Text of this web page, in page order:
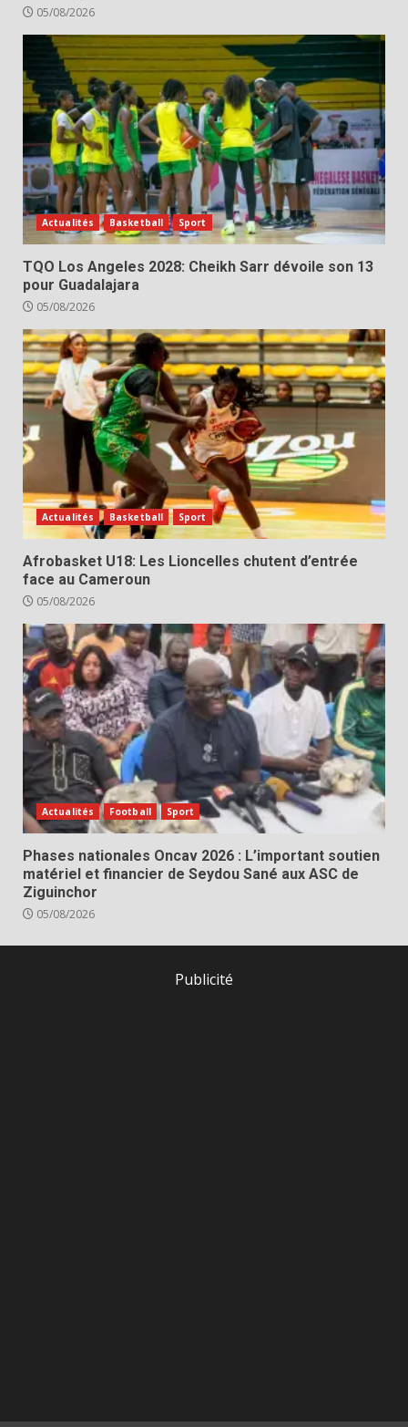
05/08/2026
Actualités Basketball Sport
TQO Los Angeles 2028: Cheikh Sarr dévoile son 13
pour Guadalajara
05/08/2026
Actualités Basketball Sport
Afrobasket U18: Les Lioncelles chutent d’entrée
face au Cameroun
05/08/2026
Actualités Football Sport
Phases nationales Oncav 2026 : L’important soutien
matériel et financier de Seydou Sané aux ASC de
Ziguinchor
05/08/2026
Publicité